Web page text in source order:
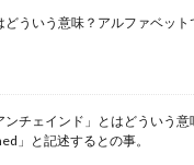
どういう意味？アルファベッ
ンチェインド」とはどういう
」と記述するとの事。